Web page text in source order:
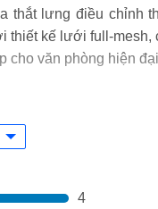
thắt lưng điều chỉnh
thiết kế lưới full-mesh,
cho văn phòng hiện
4